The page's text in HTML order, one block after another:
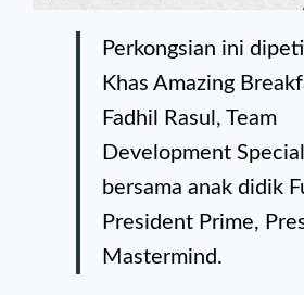
Perkongsian ini
Khas Amazing
Fadhil Rasul, Team
Development
bersama anak didik
President Prime,
Mastermind.